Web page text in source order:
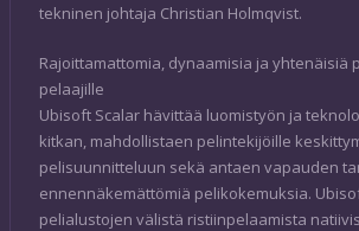
tekninen johtaja Christian Holmqvist.
Rajoittamattomia, dynaamisia ja yhtenäisiä
pelaajille
Ubisoft Scalar hävittää luomistyön ja
kitkan, mahdollistaen pelintekijöille
pelisuunnitteluun sekä antaen vapauden
ennennäkemättömiä pelikokemuksia.
pelialustojen välistä ristiinpelaamista